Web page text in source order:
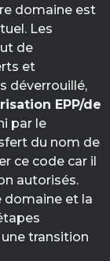
domaine est
Les
de
et
déverrouillé,
EPP/de
par le
du nom de
ce code car il
autorisés.
domaine et la
transition